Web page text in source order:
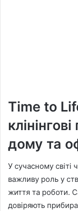
Time to
дому та
У сучасному світі
важливу роль у
життя та роботи.
довіряють